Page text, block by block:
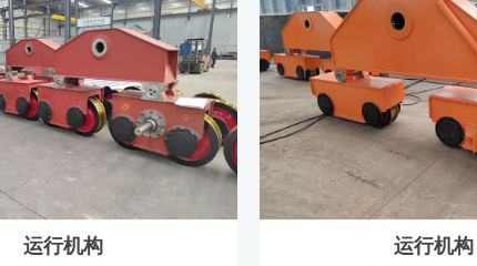
查看详情
运行机构
查看详情
运行机构